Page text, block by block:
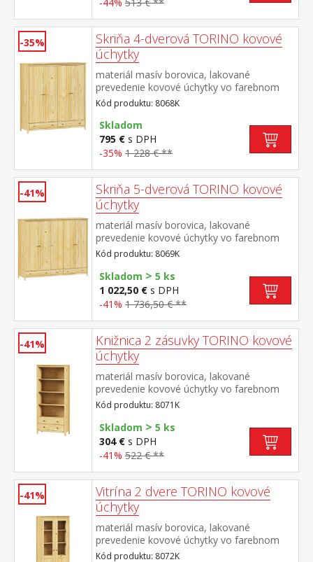
-35%
Skriňa 4-dverová TORINO kovové
úchytky
materiál masív borovica, lakované
prevedenie kovové úchytky vo farebnom
prevedení černená mosadz priestor delený
na polovice v ľavej polovici šatníková tyč a
polica na klobúky v pravej polovici 3 police v
spodnej časti 2 zásuvky s kovovými
pojazdmi odporúčaný nadstavec 8168K
Kód produktu: 8068K
Skladom
795 € s DPH
-35% 1 228 € **
-41%
Skriňa 5-dverová TORINO kovové
úchytky
materiál masív borovica, lakované
prevedenie kovové úchytky vo farebnom
prevedení černená mosadz priestor delený
v pomere 2:1:2 v ľavej a pravej širšej časti
šatníková tyč a polica na klobúky v strednej
úzkej časti 3 police v spodnej časti 3
zásuvky s kovovými pojazdmi odporúčaný
nadstavec 8169K
Kód produktu: 8069K
Skladom > 5 ks
1 022,50 € s DPH
-41% 1 736,50 € **
-41%
Knižnica 2 zásuvky TORINO kovové
úchytky
materiál masív borovica, lakované
prevedenie kovové úchytky vo farebnom
prevedení černená mosadz tri police, dve
zásuvky s kovovými pojazdmi
Kód produktu: 8071K
Skladom > 5 ks
304 € s DPH
-41% 522 € **
-41%
Vitrína 2 dvere TORINO kovové
úchytky
materiál masív borovica, lakované
prevedenie kovové úchytky vo farebnom
prevedení černená mosadz dvoje čiastočne
Kód produktu: 8072K